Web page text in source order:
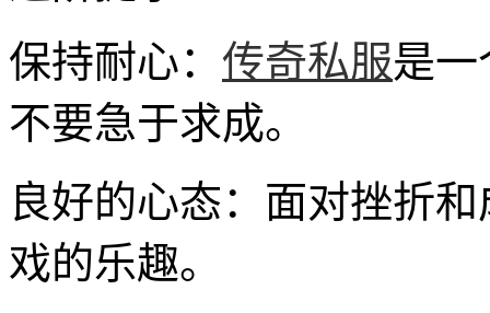
保持耐心： 传奇私服是
不要急于求成。
良好的心态：面对挫折
戏的乐趣。